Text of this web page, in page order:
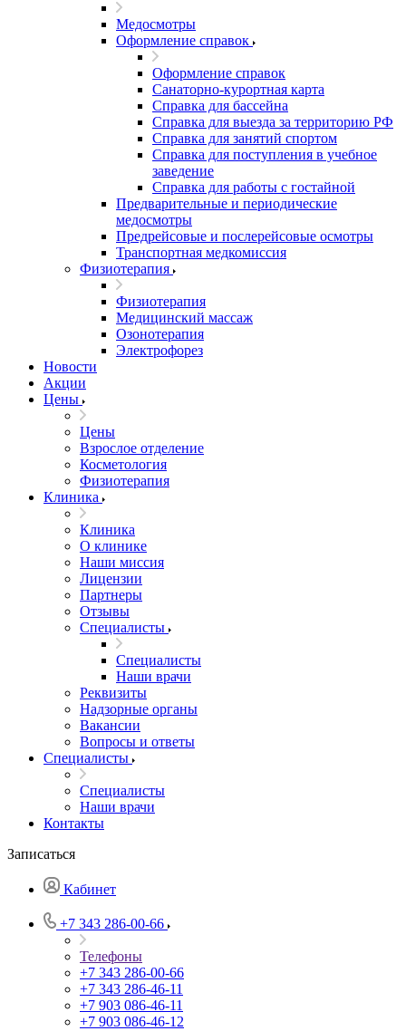
Медосмотры
Оформление справок
Оформление справок
Санаторно-курортная карта
Справка для бассейна
Справка для выезда за территорию РФ
Справка для занятий спортом
Справка для поступления в учебное
заведение
Справка для работы с гостайной
Предварительные и периодические
медосмотры
Предрейсовые и послерейсовые осмотры
Транспортная медкомиссия
Физиотерапия
Физиотерапия
Медицинский массаж
Озонотерапия
Электрофорез
Новости
Акции
Цены
Цены
Взрослое отделение
Косметология
Физиотерапия
Клиника
Клиника
О клинике
Наши миссия
Лицензии
Партнеры
Отзывы
Специалисты
Специалисты
Наши врачи
Реквизиты
Надзорные органы
Вакансии
Вопросы и ответы
Специалисты
Специалисты
Наши врачи
Контакты
Записаться
Кабинет
+7 343 286-00-66
Телефоны
+7 343 286-00-66
+7 343 286-46-11
+7 903 086-46-11
+7 903 086-46-12